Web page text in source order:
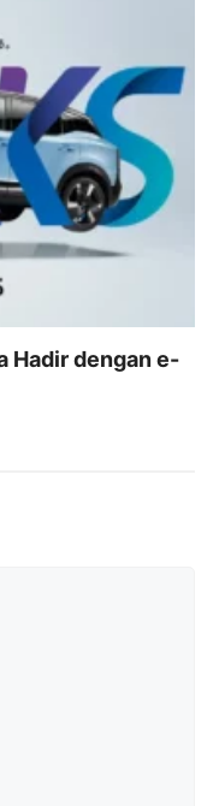
Hadir dengan e-